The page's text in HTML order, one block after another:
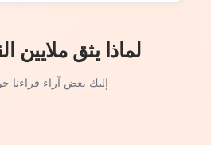
لماذا يثق ملايين
إليك بعض آراء قراءنا